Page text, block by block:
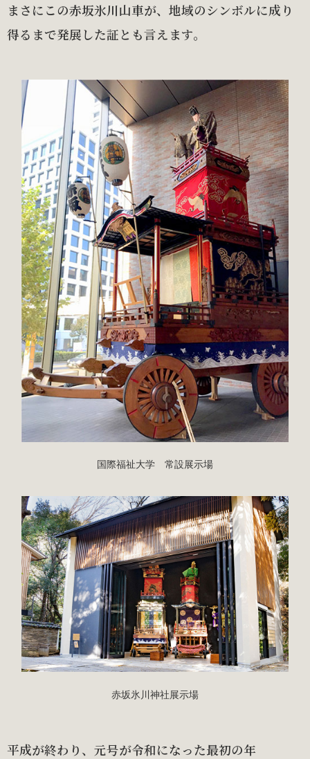
まさにこの赤坂氷川山車が、地域のシンボルに成り
得るまで発展した証とも言えます。
国際福祉大学 常設展示場
赤坂氷川神社展示場
平成が終わり、元号が令和になった最初の年